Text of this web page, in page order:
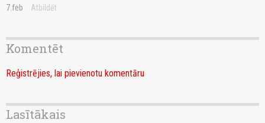
7.feb Atbildēt
Komentēt
Reģistrējies, lai pievienotu komentāru
Lasītākais